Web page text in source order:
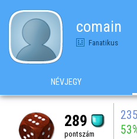
comain
Fanatikus
NÉVJEGY
289
pontszám